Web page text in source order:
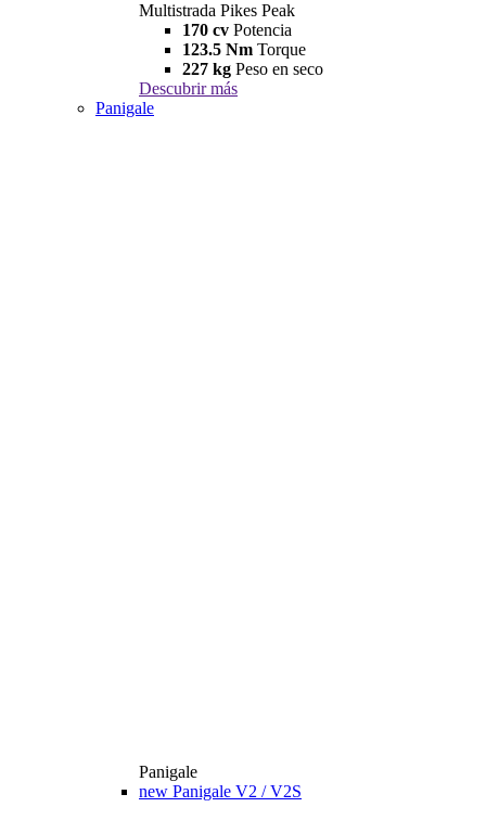
Multistrada Pikes Peak
170 cv Potencia
123.5 Nm Torque
227 kg Peso en seco
Descubrir más
Panigale
Panigale
new Panigale V2 / V2S